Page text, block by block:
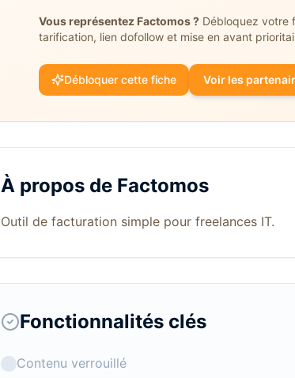
Vous représentez Factomos? Débloquez votre
tarification, lien dofollow et mise en avant
Débloquer cette fiche Voir les
À propos de Factomos
Outil de facturation simple pour freelances IT.
Fonctionnalités clés
Contenu verrouillé